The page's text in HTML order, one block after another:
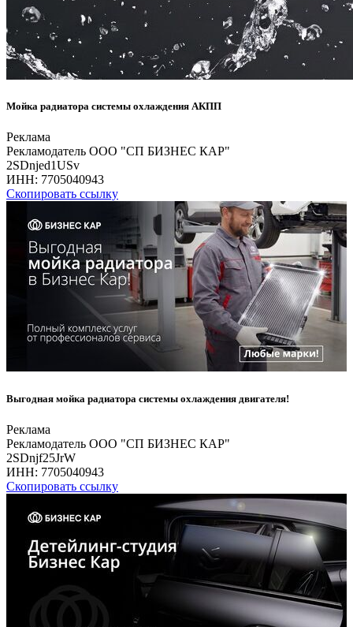
Мойка радиатора системы охлаждения АКПП
Реклама
Рекламодатель ООО "СП БИЗНЕС КАР"
2SDnjed1USv
ИНН: 7705040943
Скопировать ссылку
Выгодная мойка радиатора системы охлаждения двигателя!
Реклама
Рекламодатель ООО "СП БИЗНЕС КАР"
2SDnjf25JrW
ИНН: 7705040943
Скопировать ссылку